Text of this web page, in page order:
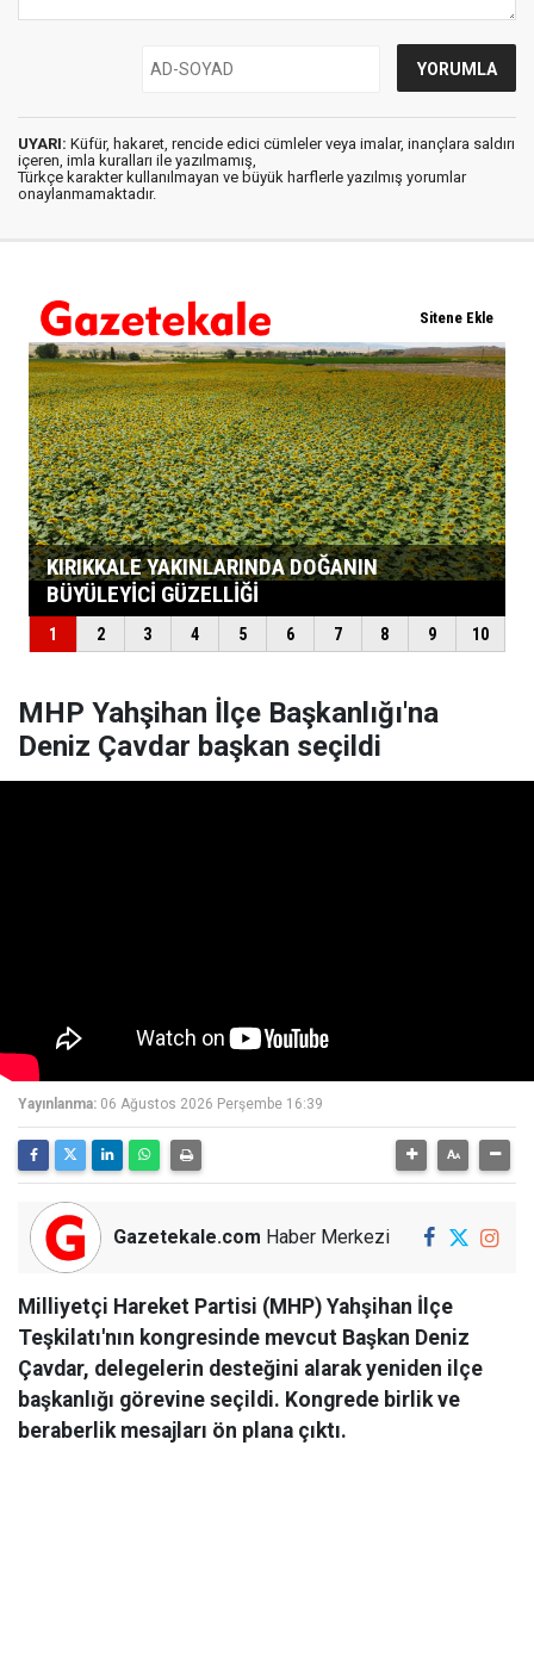
UYARI: Küfür, hakaret, rencide edici cümleler veya imalar, inançlara saldırı
içeren, imla kuralları ile yazılmamış,
Türkçe karakter kullanılmayan ve büyük harflerle yazılmış yorumlar
onaylanmamaktadır.
MHP Yahşihan İlçe Başkanlığı'na
Deniz Çavdar başkan seçildi
Yayınlanma: 06 Ağustos 2026 Perşembe 16:39
Gazetekale.com Haber Merkezi
Milliyetçi Hareket Partisi (MHP) Yahşihan İlçe
Teşkilatı'nın kongresinde mevcut Başkan Deniz
Çavdar, delegelerin desteğini alarak yeniden ilçe
başkanlığı görevine seçildi. Kongrede birlik ve
beraberlik mesajları ön plana çıktı.